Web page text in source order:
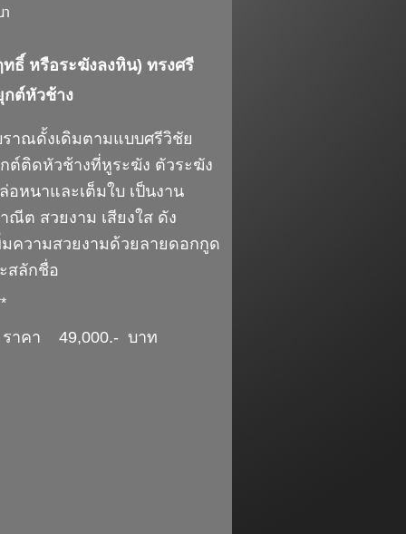
ธิ์ หรือระฆังลงหิน) ทรงศรี
กต์หัวช้าง
ราณดั้งเดิมตามแบบศรีวิชัย
ต์ติดหัวช้างที่หูระฆัง ตัวระฆัง
หนาและเต็มใบ เป็นงาน
ณีต สวยงาม เสียงใส ดัง
มความสวยงามด้วยลายดอกกูด
สลักชื่อ
าคา 49,000.- บาท